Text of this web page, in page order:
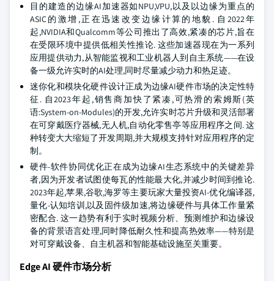
目的建造的边缘AI加速器如NPU,VPU,以及以边缘为重点的
ASIC的激增,正在迅速改变边缘计算的地貌. 自2022年
起,NVIDIA和Qualcomm等公司推出了高效,紧凑的芯片,旨在
在受限环境中提供低相关性推论. 这些加速器现在为一系列
应用提供动力,从智能监视和工业机器人到自主系统——在设
备一级允许实时的AI处理,同时尽量减少动力和热足迹。
迷你化和模块化硬件设计正成为边缘AI硬件市场的决定性特
征. 自2023年起,销售商加快了紧凑,可热滑的索姆斯(英
语:System-on-Modules)的开发,允许实时芯片升级和灵活部署
在可穿戴医疗器械,无人机,自动化零售亭等应用程序之间. 这
种转变大大缩短了开发周期,并大规模支持针对应用程序的定
制。
硬件-软件协同优化正在成为边缘AI生态系统中的关键差异
者,因为开发者试图使每瓦的性能最大化,并减少时间到推论.
2023年起,苹果,谷歌,海罗等主要玩家大量投资AI-优化编译器,
量化-认知培训,以及固件级加速,将边缘硬件与具体工作量紧
密配合. 这一趋势有利于实时视频分析、预测维护和边缘设
备的背景语言处理,同时降低耐久性和提高热效率——特别是
对可穿戴设备、自主机器和智能基础设施至关重要。
Edge AI 硬件市场分析